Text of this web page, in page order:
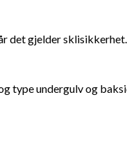
det gjelder sklisikkerhet.
type undergulv og